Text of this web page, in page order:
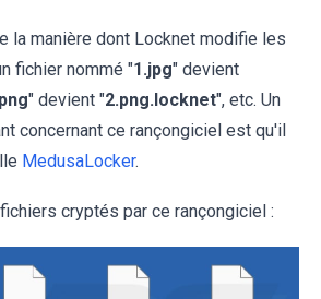
la manière dont Locknet modifie les
fichier nommé "1.jpg" devient
" devient "2.png.locknet", etc. Un
concernant ce rançongiciel est qu'il
MedusaLocker.
cryptés par ce rançongiciel :